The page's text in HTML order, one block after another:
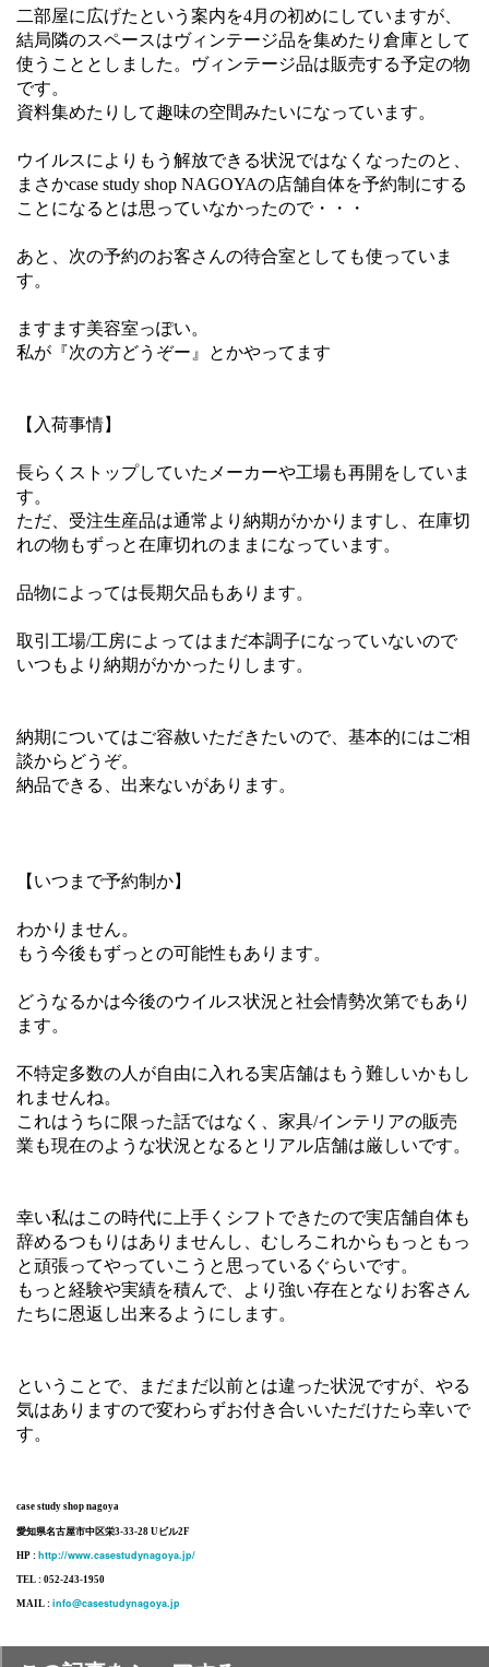
二部屋に広げたという案内を4月の初めにしていますが、
結局隣のスペースはヴィンテージ品を集めたり倉庫として
使うこととしました。ヴィンテージ品は販売する予定の物
です。
資料集めたりして趣味の空間みたいになっています。
ウイルスによりもう解放できる状況ではなくなったのと、
まさかcase study shop NAGOYAの店舗自体を予約制にする
ことになるとは思っていなかったので・・・
あと、次の予約のお客さんの待合室としても使っていま
す。
ますます美容室っぽい。
私が『次の方どうぞー』とかやってます
【入荷事情】
長らくストップしていたメーカーや工場も再開をしていま
す。
ただ、受注生産品は通常より納期がかかりますし、在庫切
れの物もずっと在庫切れのままになっています。
品物によっては長期欠品もあります。
取引工場/工房によってはまだ本調子になっていないので
いつもより納期がかかったりします。
納期についてはご容赦いただきたいので、基本的にはご相
談からどうぞ。
納品できる、出来ないがあります。
【いつまで予約制か】
わかりません。
もう今後もずっとの可能性もあります。
どうなるかは今後のウイルス状況と社会情勢次第でもあり
ます。
不特定多数の人が自由に入れる実店舗はもう難しいかもし
れませんね。
これはうちに限った話ではなく、家具/インテリアの販売
業も現在のような状況となるとリアル店舗は厳しいです。
幸い私はこの時代に上手くシフトできたので実店舗自体も
辞めるつもりはありませんし、むしろこれからもっともっ
と頑張ってやっていこうと思っているぐらいです。
もっと経験や実績を積んで、より強い存在となりお客さん
たちに恩返し出来るようにします。
ということで、まだまだ以前とは違った状況ですが、やる
気はありますので変わらずお付き合いいただけたら幸いで
す。
case study shop nagoya
愛知県名古屋市中区栄3-33-28 Uビル2F
HP : http://www.casestudynagoya.jp/
TEL : 052-243-1950
MAIL : info@casestudynagoya.jp